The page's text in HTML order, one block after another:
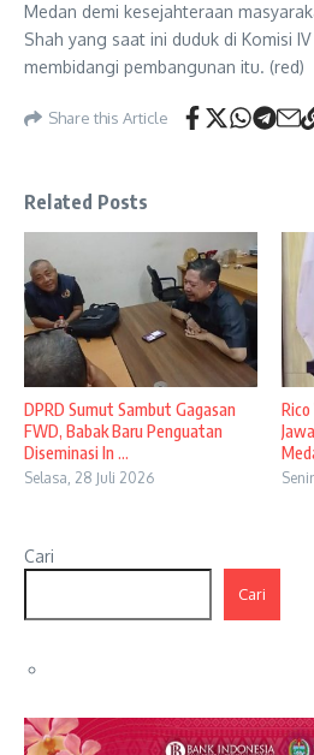
Medan demi kesejahteraan
Shah yang saat ini duduk di Komisi
membidangi pembangunan itu. (red)
Share this Article
Related Posts
DPRD Sumut Sambut Gagasan
FWD, Babak Baru Penguatan
Diseminasi In ...
Selasa, 28 Juli 2026
Cari
Cari